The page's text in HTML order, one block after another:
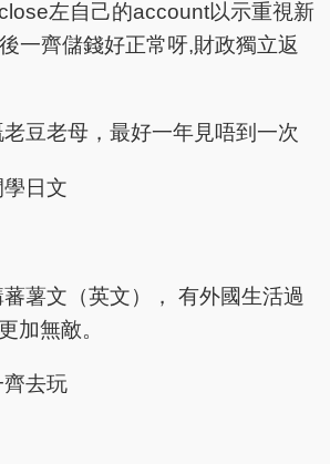
左自己的account以示重視新
一齊儲錢好正常呀,財政獨立返
豆老母，最好一年見唔到一次
日文
薯文（英文）， 有外國生活過
加無敵。
去玩